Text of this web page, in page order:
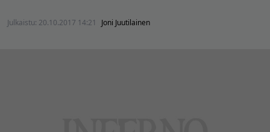
Julkaistu: 20.10.2017 14:21 Joni Juutilainen